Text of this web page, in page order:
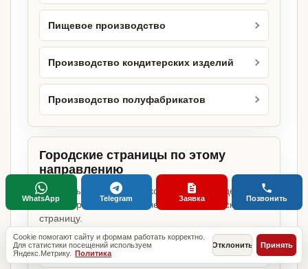
Пищевое производство
Производство кондитерских изделий
Производство полуфабрикатов
Городские страницы по этому
направлению
Если объект работает в конкретном городе,
можно сразу открыть релевантную городскую
страницу.
Производственный цех в Москве
Cookie помогают сайту и формам работать корректно.
Для статистики посещений используем
Яндекс.Метрику. Политика
Отклонить Принять
WhatsApp Telegram Заявка Позвонить